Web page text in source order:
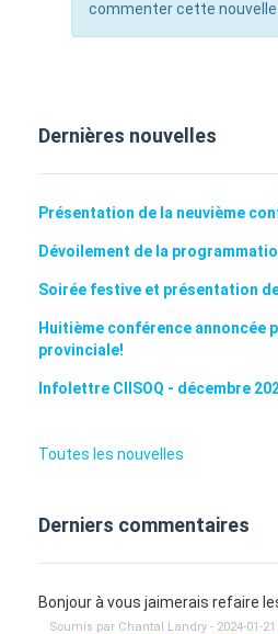
commenter cette nouvelle
Dernières nouvelles
Présentation de la neuvième
Dévoilement de la
Soirée festive et présentation
Huitième conférence annoncée
provinciale!
Infolettre CIISOQ - décembre
Toutes les nouvelles
Derniers commentaires
Bonjour à vous jaimerais refaire
Soumis par Chantal Landry - 2024-01-21